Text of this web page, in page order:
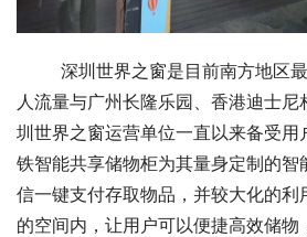
深圳世界之窗是目前南方地区
人流量与广州长隆乐园、香港迪士
圳世界之窗运营单位一直以来备受用
铁智能共享储物柜为其量身定制的智
信一键支付存取物品，并较大化的利
的空间内，让用户可以便捷高效储物